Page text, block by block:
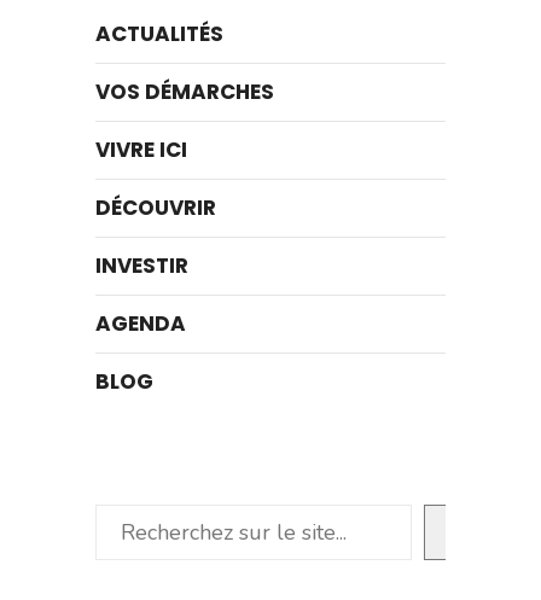
ACTUALITÉS
VOS DÉMARCHES
VIVRE ICI
DÉCOUVRIR
INVESTIR
AGENDA
BLOG
Rechercher